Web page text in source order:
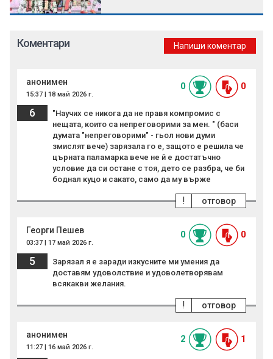
Коментари Напиши коментар
анонимен
15:37 | 18 май 2026 г.
0 0
6
"Научих се никога да не правя компромис с
нещата, които са непреговорими за мен. " (баси
думата "непреговорими" - гьол нови думи
змислят вече) зарязала го е, защото е решила че
църната паламарка вече не й е достатъчно
условие да си остане с тоя, дето се разбра, че би
боднал куцо и сакато, само да му върже
отговор
!
Георги Пешев
03:37 | 17 май 2026 г.
0 0
5
Зарязал я е заради изкусните ми умения да
доставям удоволствие и удоволетворявам
всякакви желания.
отговор
!
анонимен
11:27 | 16 май 2026 г.
2 1